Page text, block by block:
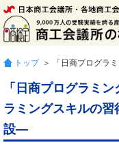
トップ ＞ 「日商プログラミング検定」
「日商プログラミ
ラミングスキルの
設―